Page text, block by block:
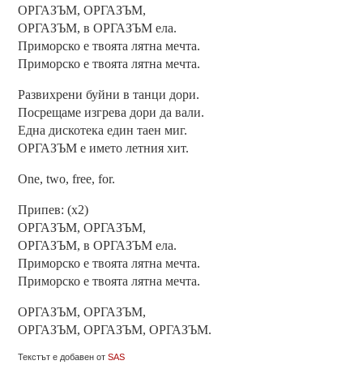
ОРГАЗЪМ, ОРГАЗЪМ,
ОРГАЗЪМ, в ОРГАЗЪМ ела.
Приморско е твоята лятна мечта.
Приморско е твоята лятна мечта.
Развихрени буйни в танци дори.
Посрещаме изгрева дори да вали.
Една дискотека един таен миг.
ОРГАЗЪМ е името летния хит.
One, two, free, for.
Припев: (х2)
ОРГАЗЪМ, ОРГАЗЪМ,
ОРГАЗЪМ, в ОРГАЗЪМ ела.
Приморско е твоята лятна мечта.
Приморско е твоята лятна мечта.
ОРГАЗЪМ, ОРГАЗЪМ,
ОРГАЗЪМ, ОРГАЗЪМ, ОРГАЗЪМ.
Текстът е добавен отSAS